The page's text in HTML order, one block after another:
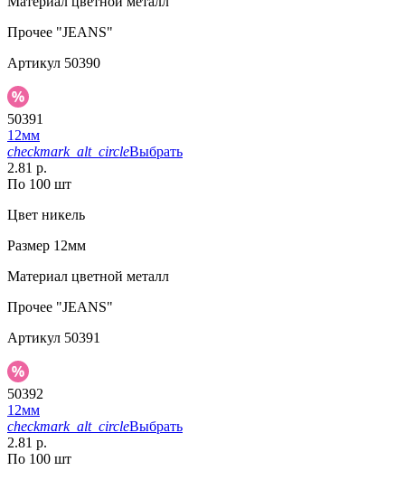
Прочее "JEANS"
Артикул 50390
50391
12мм
checkmark_alt_circleВыбрать
2.81 р.
По 100 шт
Цвет никель
Размер 12мм
Материал цветной металл
Прочее "JEANS"
Артикул 50391
50392
12мм
checkmark_alt_circleВыбрать
2.81 р.
По 100 шт